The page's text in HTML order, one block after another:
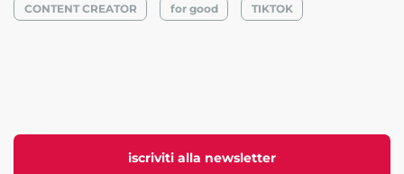
iscriviti alla newsletter
CONTENT CREATOR for good TIKTOK